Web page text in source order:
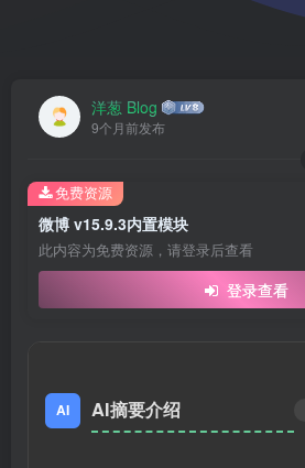
洋葱 Blog
9个月前发布
微博 v15.9.3内置模块
此内容为免费资源，请登录后查看
登录查看
免费资源
AI AI摘要介绍